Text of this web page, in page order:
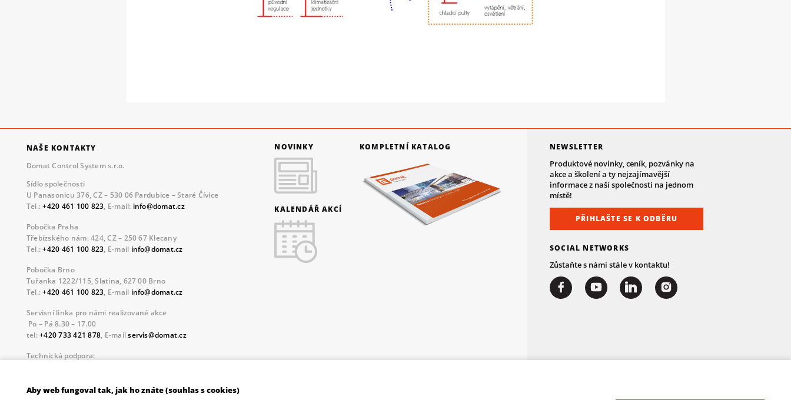
NEWSLETTER
Produktové novinky, ceník, pozvánky na
akce a školení a ty nejzajímavější
informace z naší společnosti na jednom
místě!
PŘIHLAŠTE SE K ODBĚRU
SOCIAL NETWORKS
Zůstaňte s námi stále v kontaktu!
NOVINKY
KALENDÁŘ AKCÍ
KOMPLETNÍ KATALOG
NAŠE KONTAKTY
Domat Control System s.r.o.
Sídlo společnosti
U Panasonicu 376, CZ – 530 06 Pardubice – Staré Čívice
Tel.:+420 461 100 823, E-mail: info@domat.cz
Pobočka Praha
Třebízského nám. 424, CZ – 250 67 Klecany
Tel.:+420 461 100 823, E-mail info@domat.cz
Pobočka Brno
Tuřanka 1222/115, Slatina, 627 00 Brno
Tel.:+420 461 100 823, E-mail info@domat.cz
Servisní linka pro námi realizované akce
Po – Pá 8.30 – 17.00
tel:+420 733 421 878, E-mailservis@domat.cz
Technická podpora:
Informace o zpracovávaných osobních údajích.
Aby web fungoval tak, jak ho znáte (souhlas s cookies)